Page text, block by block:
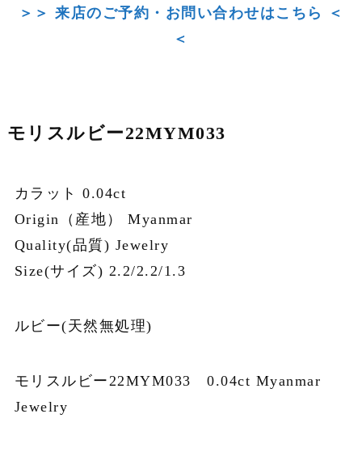
＞＞ 来店のご予約・お問い合わせはこちら ＜
＜
モリスルビー22MYM033
カラット 0.04ct
Origin（産地） Myanmar
Quality(品質) Jewelry
Size(サイズ) 2.2/2.2/1.3
ルビー(天然無処理)
モリスルビー22MYM033 0.04ct Myanmar
Jewelry